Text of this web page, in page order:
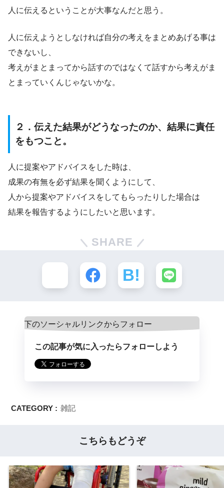
人に伝えるということが大事なんだと思う。
人に伝えようとしなければ自分の考えをまとめあげる事は
できないし、
考えがまとまってから話すのではなくて話すから考えがま
とまっていくんじゃないかな。
２．伝えた結果がどうなったのか、結果に責任
をもつこと。
人に提案やアドバイスをした時は、
成果の有無を必ず結果を聞くようにして、
人から提案やアドバイスをしてもらったりした場合は
結果を報告するようにしたいと思います。
SHARE
この記事が気に入ったらフォローしよう
CATEGORY : 雑記
こちらもどうぞ